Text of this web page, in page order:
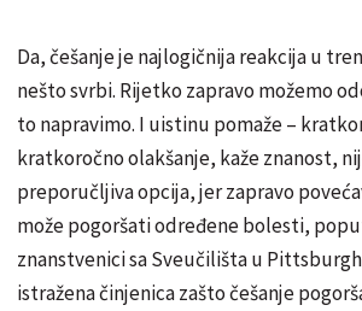
Da, češanje je najlogičnija reakcija u
nešto svrbi. Rijetko zapravo možemo
to napravimo. I uistinu pomaže –
kratkoročno olakšanje, kaže znanost,
preporučljiva opcija, jer zapravo
može pogoršati određene bolesti,
znanstvenici sa Sveučilišta u
istražena činjenica zašto češanje